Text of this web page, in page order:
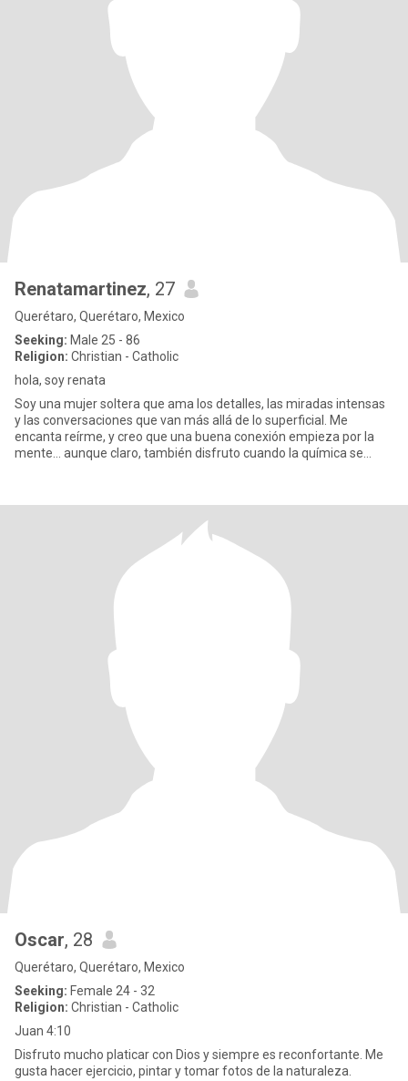
Renatamartinez, 27
Querétaro, Querétaro, Mexico
Seeking: Male 25 - 86
Religion: Christian - Catholic
hola, soy renata
Soy una mujer soltera que ama los detalles, las miradas intensas
y las conversaciones que van más allá de lo superficial. Me
encanta reírme, y creo que una buena conexión empieza por la
mente… aunque claro, también disfruto cuando la química se
Oscar, 28
Querétaro, Querétaro, Mexico
Seeking: Female 24 - 32
Religion: Christian - Catholic
Juan 4:10
Disfruto mucho platicar con Dios y siempre es reconfortante. Me
gusta hacer ejercicio, pintar y tomar fotos de la naturaleza.